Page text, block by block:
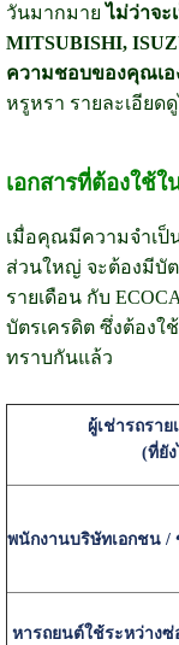
วันมากมายไม่ว่าจะ
MITSUBISHI,
ความชอบของคุณเอ
หรูหรา รายละเอียด
เอกสารที่ต้องใช้ใ
เมื่อคุณมีความจำเป็
ส่วนใหญ่ จะต้องมีบัต
รายเดือน กับ
บัตรเครดิต ซึ่งต้องใ
ทราบกันแล้ว
ผู้เช่ารถรา
(ที่ยั
พนักงานบริษัทเอกชน /
หารถยนต์ใช้ระหว่างซ่